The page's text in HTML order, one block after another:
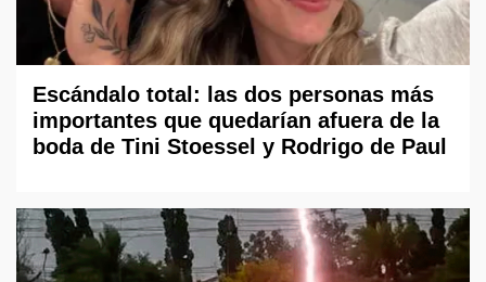
Escándalo total: las dos personas más
importantes que quedarían afuera de la
boda de Tini Stoessel y Rodrigo de Paul